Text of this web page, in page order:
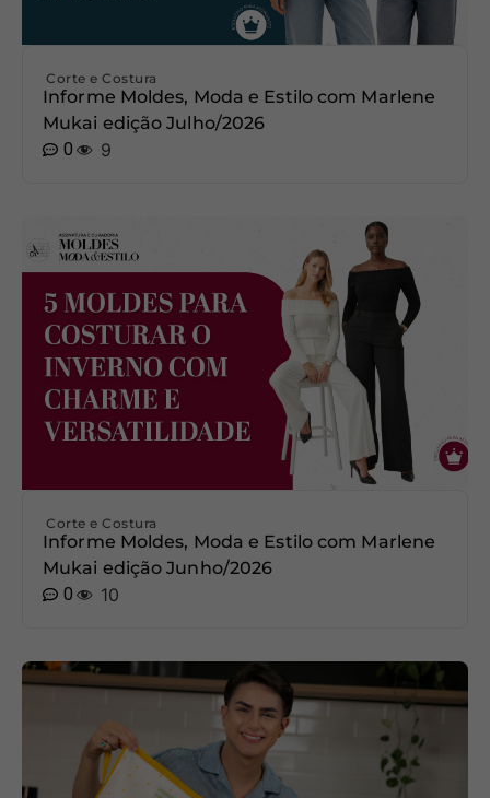
Corte e Costura
Informe Moldes, Moda e Estilo com Marlene
Mukai edição Julho/2026
0
9
Corte e Costura
Informe Moldes, Moda e Estilo com Marlene
Mukai edição Junho/2026
0
10